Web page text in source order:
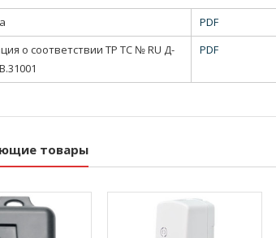
PDF
о соответствии ТР ТС № RU Д-
PDF
товары